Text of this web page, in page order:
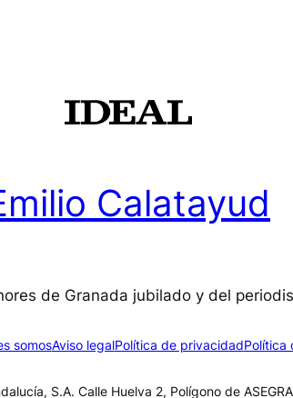
Calatayud
de Granada jubilado y del
somosAviso legalPolítica de privacidadPolítica
S.A. Calle Huelva 2, Polígono de